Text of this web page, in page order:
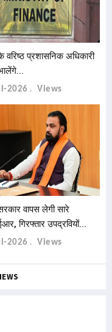
वरिष्ठ प्रशासनिक अधिकारी
2026 Views
वापस लेगी सारे
गिरफ्तार उपद्रवियों...
2026 Views